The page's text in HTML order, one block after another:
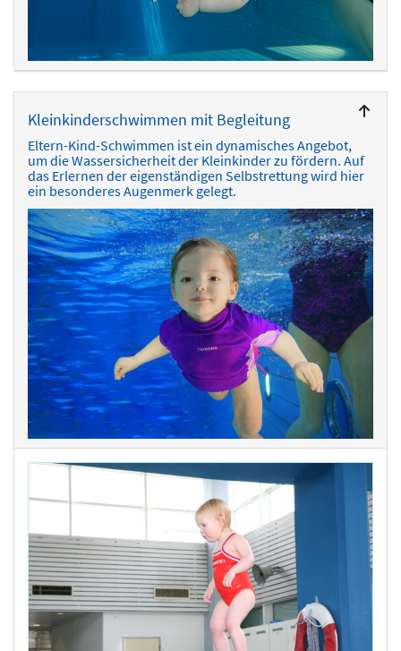
Kleinkinderschwimmen mit Begleitung
Eltern-Kind-Schwimmen ist ein dynamisches Angebot,
um die Wassersicherheit der Kleinkinder zu fördern. Auf
das Erlernen der eigenständigen Selbstrettung wird hier
ein besonderes Augenmerk gelegt.